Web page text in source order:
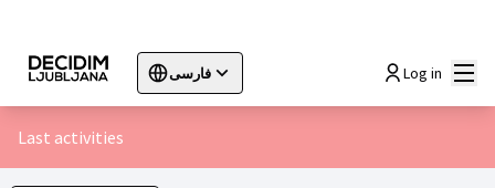
فارسی
Sprache wählen Choisir la langue
Log in
Last activities